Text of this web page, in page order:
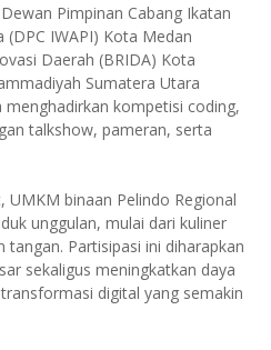
Pimpinan Cabang Ikatan
IWAPI) Kota Medan
Daerah (BRIDA) Kota
Sumatera Utara
kompetisi coding,
talkshow, pameran, serta
binaan Pelindo Regional
unggulan, mulai dari kuliner
tangan. Partisipasi ini diharapkan
sekaligus meningkatkan daya
digital yang semakin